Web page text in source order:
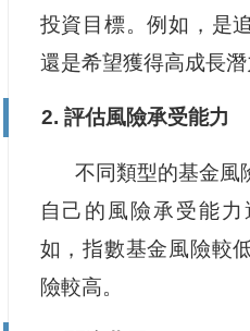
投資目標。例如，是
還是希望獲得高成長潛
2. 評估風險承受能力
不同類型的基金風
自己的風險承受能
如，指數基金風險較
險較高。